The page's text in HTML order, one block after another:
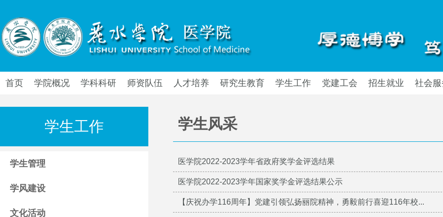
首页 学院概况 学科科研 师资队伍 人才培养 研究生教育 学生工作 党建工会 招生就业 社会服
学生工作
学生管理
学风建设
文化活动
学生风采
医学院2022-2023学年省政府奖学金评选结果
医学院2022-2023学年国家奖学金评选结果公示
【庆祝办学116周年】党建引领弘扬丽院精神，勇毅前行喜迎116年校...